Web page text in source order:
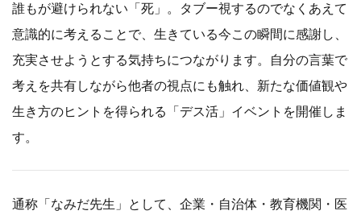
誰もが避けられない「死」。タブー視するのでなくあえて
意識的に考えることで、生きている今この瞬間に感謝し、
充実させようとする気持ちにつながります。自分の言葉で
考えを共有しながら他者の視点にも触れ、新たな価値観や
生き方のヒントを得られる「デス活」イベントを開催しま
す。
通称「なみだ先生」として、企業・自治体・教育機関・医